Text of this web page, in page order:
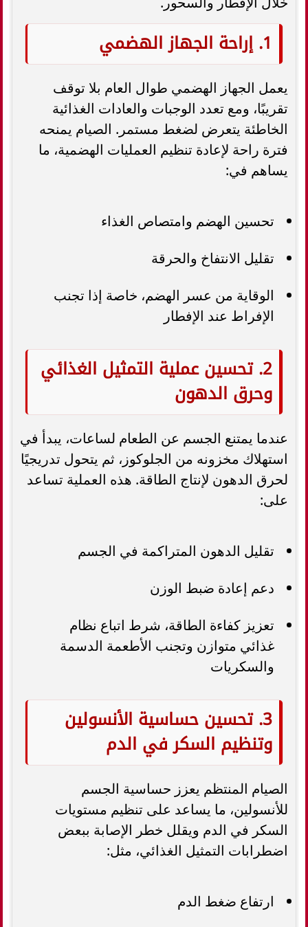
1. إراحة الجهاز الهضمي
يعمل الجهاز الهضمي طوال العام بلا توقف
تقريبًا، ومع تعدد الوجبات والعادات الغذائية
الخاطئة يتعرض لضغط مستمر. الصيام يمنحه
فترة راحة لإعادة تنظيم العمليات الهضمية، ما
يساهم في:
تحسين الهضم وامتصاص الغذاء
تقليل الانتفاخ والحرقة
الوقاية من عسر الهضم، خاصة إذا تجنب
الإفراط عند الإفطار
2. تحسين عملية التمثيل الغذائي
وحرق الدهون
عندما يمتنع الجسم عن الطعام لساعات، يبدأ في
استهلاك مخزونه من الجلوكوز، ثم يتحول تدريجيًا
لحرق الدهون لإنتاج الطاقة. هذه العملية تساعد
على:
تقليل الدهون المتراكمة في الجسم
دعم إعادة ضبط الوزن
تعزيز كفاءة الطاقة، شرط اتباع نظام
غذائي متوازن وتجنب الأطعمة الدسمة
والسكريات
3. تحسين حساسية الأنسولين
وتنظيم السكر في الدم
الصيام المنتظم يعزز حساسية الجسم
للأنسولين، ما يساعد على تنظيم مستويات
السكر في الدم ويقلل خطر الإصابة ببعض
اضطرابات التمثيل الغذائي، مثل:
ارتفاع ضغط الدم